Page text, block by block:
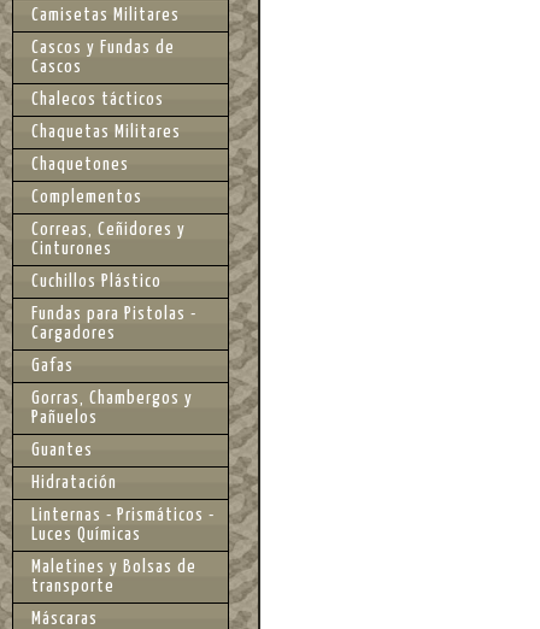
Camisetas Militares
Cascos y Fundas de
Cascos
Chalecos tácticos
Chaquetas Militares
Chaquetones
Complementos
Correas, Ceñidores y
Cinturones
Cuchillos Plástico
Fundas para Pistolas -
Cargadores
Gafas
Gorras, Chambergos y
Pañuelos
Guantes
Hidratación
Linternas - Prismáticos -
Luces Químicas
Maletines y Bolsas de
transporte
Máscaras